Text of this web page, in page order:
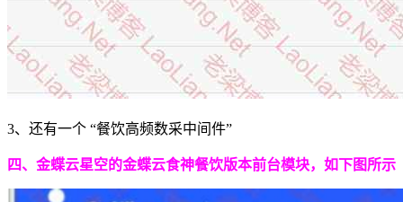
3、还有一个 “餐饮高频数采中间件”
四、金蝶云星空的金蝶云食神餐饮版本前台模块，如下图所示